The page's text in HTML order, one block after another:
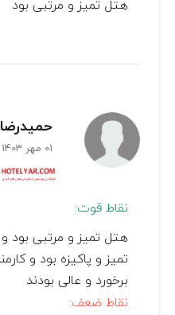
هتل تمیز و مرتبی بود
01 مهر 1403
نقاط قوت:
هتل تمیز و مرتبی
تمیز و پاکیزه بود و
برخورد و عالی بودند
نقاط ضعف: